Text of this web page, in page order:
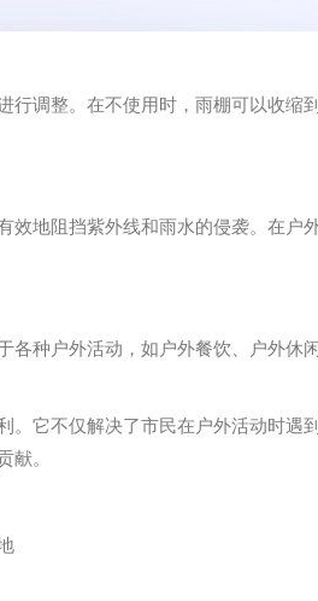
行调整。在不使用时，雨棚可以收
效地阻挡紫外线和雨水的侵袭。在
各种户外活动，如户外餐饮、户外
。它不仅解决了市民在户外活动时
献。